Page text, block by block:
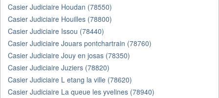
Casier Judiciaire Houdan (78550)
Casier Judiciaire Houilles (78800)
Casier Judiciaire Issou (78440)
Casier Judiciaire Jouars pontchartrain (78760)
Casier Judiciaire Jouy en josas (78350)
Casier Judiciaire Juziers (78820)
Casier Judiciaire L etang la ville (78620)
Casier Judiciaire La queue les yvelines (78940)